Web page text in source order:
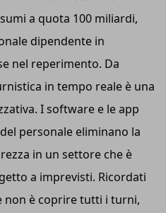
a quota 100 miliardi,
dipendente in
nel reperimento. Da
in tempo reale è una
I software e le app
personale eliminano la
in un settore che è
a imprevisti. Ricordati
non è coprire tutti i turni,